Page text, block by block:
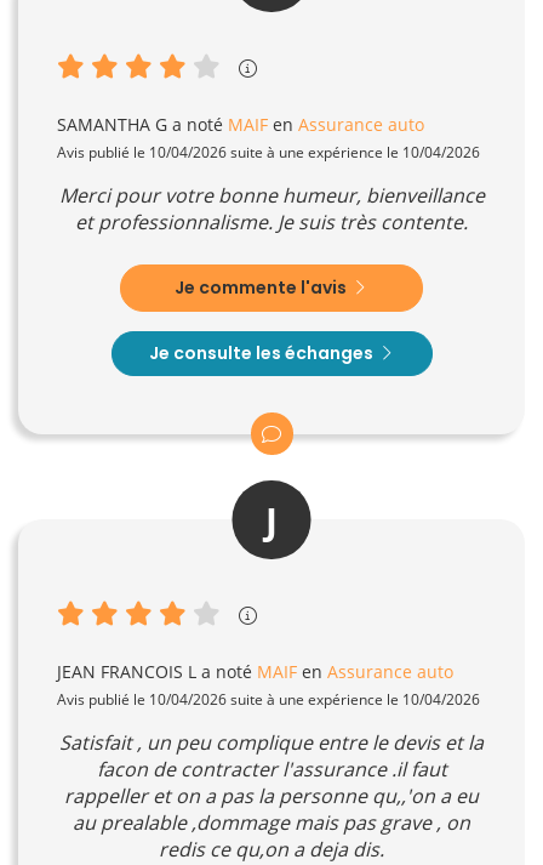
SAMANTHA G a noté MAIF en Assurance auto
Avis publié le 10/04/2026 suite à une expérience le 10/04/2026
Merci pour votre bonne humeur, bienveillance
et professionnalisme. Je suis très contente.
Je commente l'avis
Je consulte les échanges
J
JEAN FRANCOIS L a noté MAIF en Assurance auto
Avis publié le 10/04/2026 suite à une expérience le 10/04/2026
Satisfait , un peu complique entre le devis et la
facon de contracter l'assurance .il faut
rappeller et on a pas la personne qu,,'on a eu
au prealable ,dommage mais pas grave , on
redis ce qu,on a deja dis.